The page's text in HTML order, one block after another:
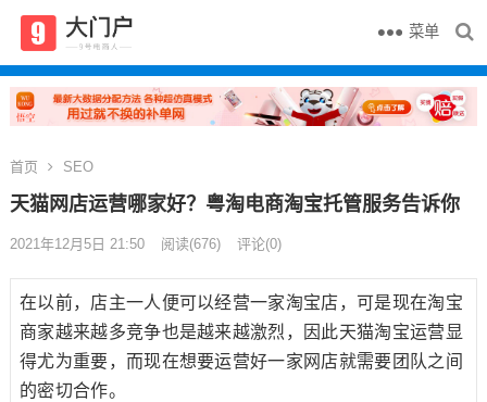
菜单
首页 SEO
天猫网店运营哪家好？粤淘电商淘宝托管服务告诉你
2021年12月5日 21:50 阅读(676) 评论(0)
在以前，店主一人便可以经营一家淘宝店，可是现在淘宝
商家越来越多竞争也是越来越激烈，因此天猫淘宝运营显
得尤为重要，而现在想要运营好一家网店就需要团队之间
的密切合作。